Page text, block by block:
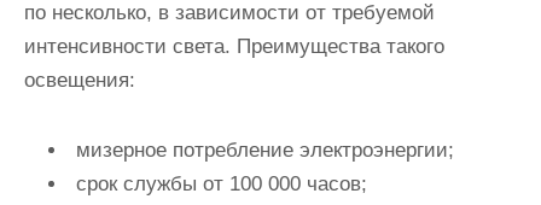
по несколько, в зависимости от требуемой
интенсивности света. Преимущества такого
освещения:
мизерное потребление электроэнергии;
срок службы от 100 000 часов;